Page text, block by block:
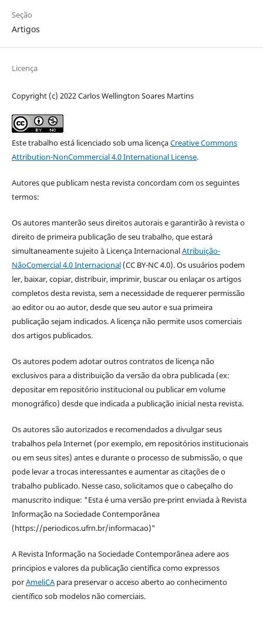
Seção
Artigos
Licença
Copyright (c) 2022 Carlos Wellington Soares Martins
Este trabalho está licenciado sob uma licençaCreative Commons
Attribution-NonCommercial 4.0 International License.
Autores que publicam nesta revista concordam com os seguintes
termos:
Os autores manterão seus direitos autorais e garantirão à revista o
direito de primeira publicação de seu trabalho, que estará
simultaneamente sujeito à Licença InternacionalAtribuição-
NãoComercial 4.0 Internacional(CC BY-NC 4.0). Os usuários podem
ler, baixar, copiar, distribuir, imprimir, buscar ou enlaçar os artigos
completos desta revista, sem a necessidade de requerer permissão
ao editor ou ao autor, desde que seu autor e sua primeira
publicação sejam indicados. A licença não permite usos comerciais
dos artigos publicados.
Os autores podem adotar outros contratos de licença não
exclusivos para a distribuição da versão da obra publicada (ex:
depositar em repositório institucional ou publicar em volume
monográfico) desde que indicada a publicação inicial nesta revista.
Os autores são autorizados e recomendados a divulgar seus
trabalhos pela Internet (por exemplo, em repositórios institucionais
ou em seus sites) antes e durante o processo de submissão, o que
pode levar a trocas interessantes e aumentar as citações de o
trabalho publicado. Nesse caso, solicitamos que o cabeçalho do
manuscrito indique: "Esta é uma versão pre-print enviada à Revista
Informação na Sociedade Contemporânea
(https://periodicos.ufrn.br/informacao)"
A Revista Informação na Sociedade Contemporânea adere aos
principios e valores da publicação científica como expressos
porAmeliCApara preservar o acceso aberto ao conhecimento
científico sob modelos não comerciais.